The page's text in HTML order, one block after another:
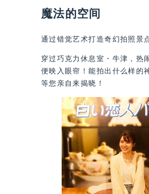
魔法的空间
通过错觉艺术打造奇幻拍照景
穿过巧克力休息室・牛津，热
便映入眼帘！能拍出什么样的
等您亲自来揭晓！